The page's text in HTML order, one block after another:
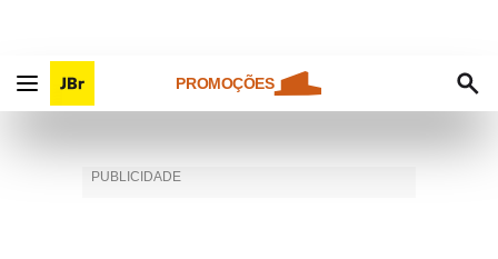
PROMOÇÕES